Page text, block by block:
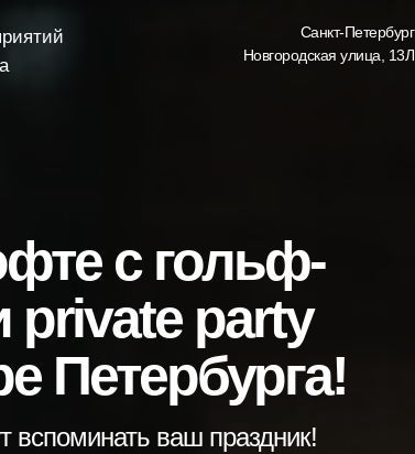
Санкт-Петербург
Новгородская улица, 13Л
вспоминать ваш праздник!
с гольф-
party
Петербурга!